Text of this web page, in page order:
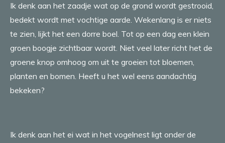
Ik denk aan het zaadje wat op de grond wordt gestrooid,
bedekt wordt met vochtige aarde. Wekenlang is er niets
te zien, lijkt het een dorre boel. Tot op een dag een klein
groen boogje zichtbaar wordt. Niet veel later richt het de
groene knop omhoog om uit te groeien tot bloemen,
planten en bomen. Heeft u het wel eens aandachtig
bekeken?
Ik denk aan het ei wat in het vogelnest ligt onder de